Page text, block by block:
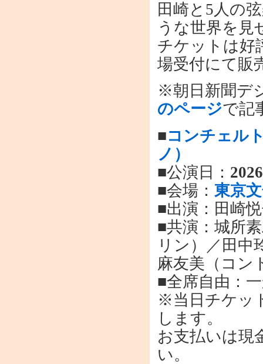
田崎と5人の
うな世界を見
チケットは好
場受付にて販
※朝日新聞デ
のページで記
■コンチェル
ノ）
■公演日：
■会場： 東京
■出演：田崎
■共演：城所
リン）／田中
麻友美（コン
■全席自由：
※当日チケッ
します。
お支払いは現
い。